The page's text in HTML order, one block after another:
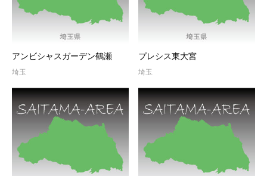
アンビシャスガーデン鶴瀬
埼玉
プレシス東大宮
埼玉